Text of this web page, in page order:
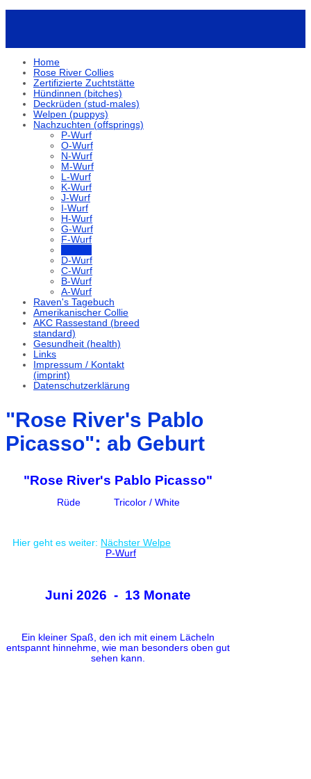
Home
Rose River Collies
Zertifizierte Zuchtstätte
Hündinnen (bitches)
Deckrüden (stud-males)
Welpen (puppys)
Nachzuchten (offsprings)
P-Wurf
O-Wurf
N-Wurf
M-Wurf
L-Wurf
K-Wurf
J-Wurf
I-Wurf
H-Wurf
G-Wurf
F-Wurf
D-Wurf
C-Wurf
B-Wurf
A-Wurf
Raven's Tagebuch
Amerikanischer Collie
AKC Rassestand (breed
standard)
Gesundheit (health)
Links
Impressum / Kontakt
(imprint)
Datenschutzerklärung
"Rose River's Pablo
Picasso": ab Geburt
"Rose River's Pablo Picasso"
Rüde Tricolor / White
Hier geht es weiter: Nächster Welpe
P-Wurf
Juni 2026 - 13 Monate
Ein kleiner Spaß, den ich mit einem Lächeln
entspannt hinnehme, wie man besonders oben gut
sehen kann.